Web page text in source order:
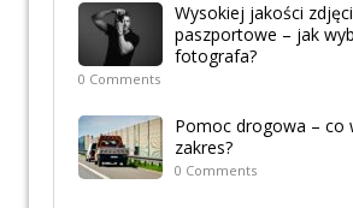
Wysokiej jakości
paszportowe – jak
fotografa?
0 Comments
Pomoc drogowa – co
zakres?
0 Comments